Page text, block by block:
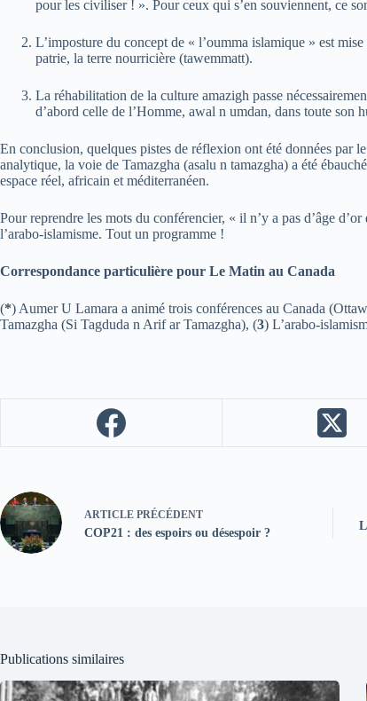
pour les civiliser ! ». Pour ceux qui s’en souviennent, ce
L’imposture du concept de « l’oumma islamique » est
patrie, la terre nourricière (tawemmatt).
La réhabilitation de la culture amazigh passe
d’abord celle de l’Homme, awal n umdan, dans toute son
En conclusion, quelques pistes de réflexion ont été données par
analytique, la voie de Tamazgha (asalu n tamazgha) a été
espace réel, africain et méditerranéen.
Pour reprendre les mots du conférencier, « il n’y a pas d’âge
l’arabo-islamisme. Tout un programme !
Correspondance particulière pour Le Matin au Canada
(*) Aumer U Lamara a animé trois conférences au Canada
Tamazgha (Si Tagduda n Arif ar Tamazgha), (3) L’arabo-
ARTICLE PRÉCÉDENT
COP21 : des espoirs ou désespoir ?
Publications similaires